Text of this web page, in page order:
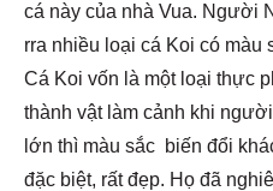
cá này của nhà Vua. Người
rra nhiều loại cá Koi có màu
Cá Koi vốn là một loại thực
thành vật làm cảnh khi
lớn thì màu sắc biến đổi
đặc biệt, rất đẹp. Họ đã